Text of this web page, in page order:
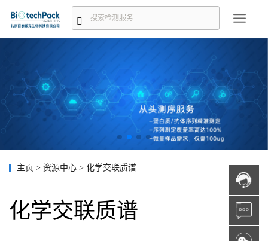
主页 > 资源中心 > 化学交联质谱
化学交联质谱